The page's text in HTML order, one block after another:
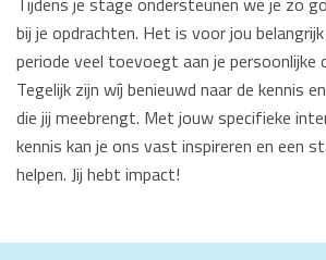
bij je opdrachten. Het is voor jou
periode veel toevoegt aan je persoonlijke
Tegelijk zijn wíj benieuwd naar de kennis
die jij meebrengt. Met jouw specifieke
kennis kan je ons vast inspireren en een
helpen. Jij hebt impact!